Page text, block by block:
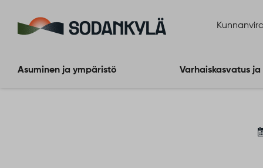
Asuminen ja ympäristö Varhaiskasvatus ja